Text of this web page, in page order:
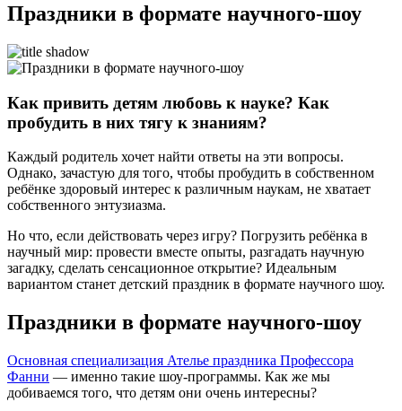
Праздники в формате научного-шоу
Как привить детям любовь к науке? Как
пробудить в них тягу к знаниям?
Каждый родитель хочет найти ответы на эти вопросы.
Однако, зачастую для того, чтобы пробудить в собственном
ребёнке здоровый интерес к различным наукам, не хватает
собственного энтузиазма.
Но что, если действовать через игру? Погрузить ребёнка в
научный мир: провести вместе опыты, разгадать научную
загадку, сделать сенсационное открытие? Идеальным
вариантом станет детский праздник в формате научного шоу.
Праздники в формате научного-шоу
Основная специализация Ателье праздника Профессора
Фанни — именно такие шоу-программы. Как же мы
добиваемся того, что детям они очень интересны?